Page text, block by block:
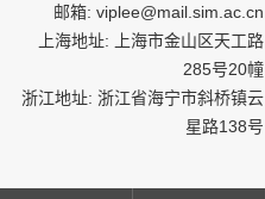
邮箱: viplee@mail.sim.ac.cn
上海地址: 上海市金山区天工路
285号20幢
浙江地址: 浙江省海宁市斜桥镇云
星路138号